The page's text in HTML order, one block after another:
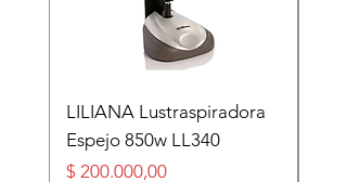
LILIANA Lustraspiradora
Espejo 850w LL340
Precio
$ 200.000,00